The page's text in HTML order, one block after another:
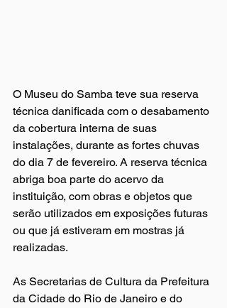
O Museu do Samba teve sua reserva
técnica danificada com o desabamento
da cobertura interna de suas
instalações, durante as fortes chuvas
do dia 7 de fevereiro. A reserva técnica
abriga boa parte do acervo da
instituição, com obras e objetos que
serão utilizados em exposições futuras
ou que já estiveram em mostras já
realizadas.
As Secretarias de Cultura da Prefeitura
da Cidade do Rio de Janeiro e do